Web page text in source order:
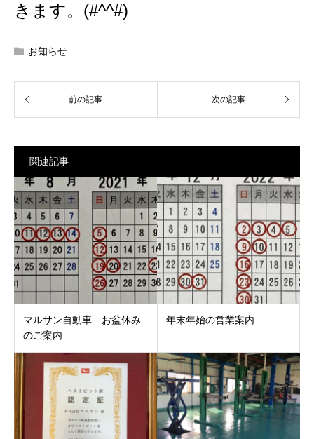
きます。(#^^#)
お知らせ
関連記事
マルサン自動車 お盆休み
のご案内
年末年始の営業案内